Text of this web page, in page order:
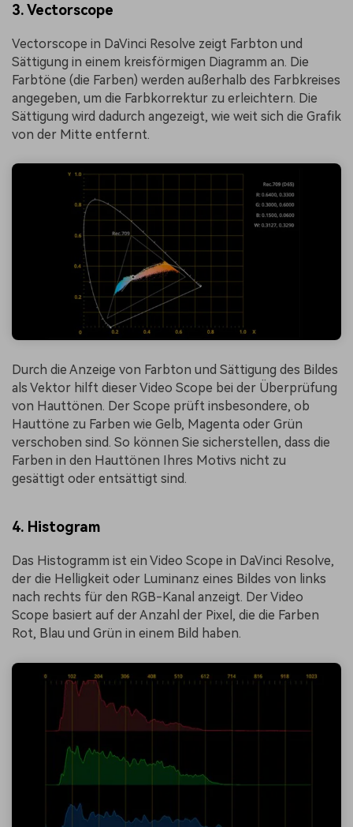
3.Vectorscope
Vectorscope in DaVinci Resolve zeigt Farbton und
Sättigung in einem kreisförmigen Diagramm an. Die
Farbtöne (die Farben) werden außerhalb des Farbkreises
angegeben, um die Farbkorrektur zu erleichtern. Die
Sättigung wird dadurch angezeigt, wie weit sich die Grafik
von der Mitte entfernt.
Durch die Anzeige von Farbton und Sättigung des Bildes
als Vektor hilft dieser Video Scope bei der Überprüfung
von Hauttönen. Der Scope prüft insbesondere, ob
Hauttöne zu Farben wie Gelb, Magenta oder Grün
verschoben sind. So können Sie sicherstellen, dass die
Farben in den Hauttönen Ihres Motivs nicht zu
gesättigt oder entsättigt sind.
4. Histogram
Das Histogramm ist ein Video Scope in DaVinci Resolve,
der die Helligkeit oder Luminanz eines Bildes von links
nach rechts für den RGB-Kanal anzeigt. Der Video
Scope basiert auf der Anzahl der Pixel, die die Farben
Rot, Blau und Grün in einem Bild haben.